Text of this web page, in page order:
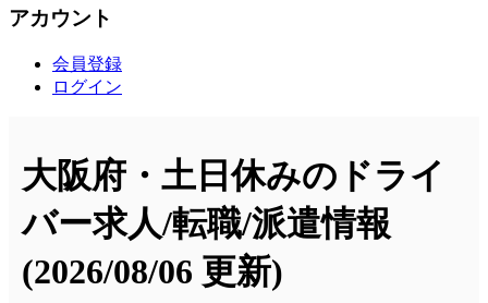
アカウント
会員登録
ログイン
大阪府・土日休みのドライ
バー求人/転職/派遣情報
(2026/08/06 更新)